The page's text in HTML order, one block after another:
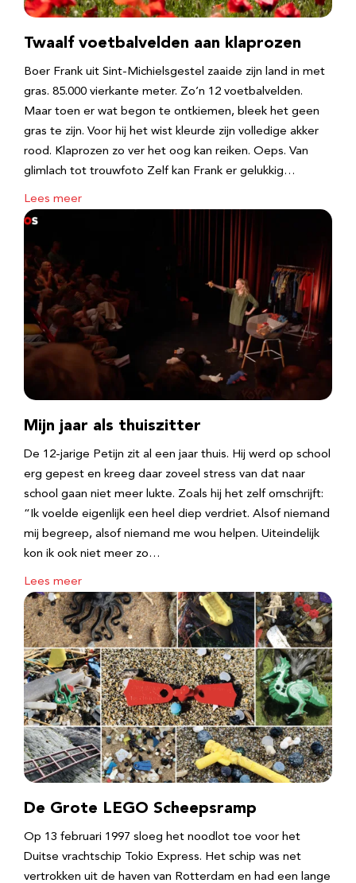
Twaalf voetbalvelden aan klaprozen
Boer Frank uit Sint-Michielsgestel zaaide zijn land in met
gras. 85.000 vierkante meter. Zo’n 12 voetbalvelden.
Maar toen er wat begon te ontkiemen, bleek het geen
gras te zijn. Voor hij het wist kleurde zijn volledige akker
rood. Klaprozen zo ver het oog kan reiken. Oeps. Van
glimlach tot trouwfoto Zelf kan Frank er gelukkig…
Lees meer
Mijn jaar als thuiszitter
De 12-jarige Petijn zit al een jaar thuis. Hij werd op school
erg gepest en kreeg daar zoveel stress van dat naar
school gaan niet meer lukte. Zoals hij het zelf omschrijft:
“Ik voelde eigenlijk een heel diep verdriet. Alsof niemand
mij begreep, alsof niemand me wou helpen. Uiteindelijk
kon ik ook niet meer zo…
Lees meer
De Grote LEGO Scheepsramp
Op 13 februari 1997 sloeg het noodlot toe voor het
Duitse vrachtschip Tokio Express. Het schip was net
vertrokken uit de haven van Rotterdam en had een lange